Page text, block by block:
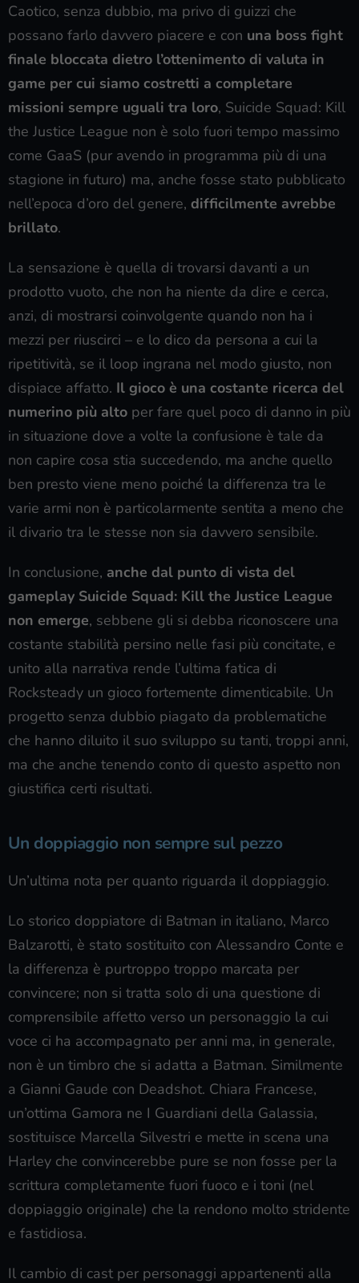
Caotico, senza dubbio, ma privo di guizzi che
possano farlo davvero piacere e con una boss fight
finale bloccata dietro l’ottenimento di valuta in
game per cui siamo costretti a completare
missioni sempre uguali tra loro, Suicide Squad: Kill
the Justice League non è solo fuori tempo massimo
come GaaS (pur avendo in programma più di una
stagione in futuro) ma, anche fosse stato pubblicato
nell’epoca d’oro del genere, difficilmente avrebbe
brillato.
La sensazione è quella di trovarsi davanti a un
prodotto vuoto, che non ha niente da dire e cerca,
anzi, di mostrarsi coinvolgente quando non ha i
mezzi per riuscirci – e lo dico da persona a cui la
ripetitività, se il loop ingrana nel modo giusto, non
dispiace affatto. Il gioco è una costante ricerca del
numerino più alto per fare quel poco di danno in più
in situazione dove a volte la confusione è tale da
non capire cosa stia succedendo, ma anche quello
ben presto viene meno poiché la differenza tra le
varie armi non è particolarmente sentita a meno che
il divario tra le stesse non sia davvero sensibile.
In conclusione, anche dal punto di vista del
gameplay Suicide Squad: Kill the Justice League
non emerge, sebbene gli si debba riconoscere una
costante stabilità persino nelle fasi più concitate, e
unito alla narrativa rende l’ultima fatica di
Rocksteady un gioco fortemente dimenticabile. Un
progetto senza dubbio piagato da problematiche
che hanno diluito il suo sviluppo su tanti, troppi anni,
ma che anche tenendo conto di questo aspetto non
giustifica certi risultati.
Un doppiaggio non sempre sul pezzo
Un’ultima nota per quanto riguarda il doppiaggio.
Lo storico doppiatore di Batman in italiano, Marco
Balzarotti, è stato sostituito con Alessandro Conte e
la differenza è purtroppo troppo marcata per
convincere; non si tratta solo di una questione di
comprensibile affetto verso un personaggio la cui
voce ci ha accompagnato per anni ma, in generale,
non è un timbro che si adatta a Batman. Similmente
a Gianni Gaude con Deadshot. Chiara Francese,
un’ottima Gamora ne I Guardiani della Galassia,
sostituisce Marcella Silvestri e mette in scena una
Harley che convincerebbe pure se non fosse per la
scrittura completamente fuori fuoco e i toni (nel
doppiaggio originale) che la rendono molto stridente
e fastidiosa.
Il cambio di cast per personaggi appartenenti alla